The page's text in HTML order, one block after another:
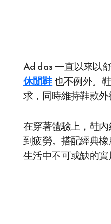
Adidas 一直以來以
休閒鞋也不例外。
求，同時維持鞋款外
在穿著體驗上，鞋
到疲勞。搭配經典
生活中不可或缺的實